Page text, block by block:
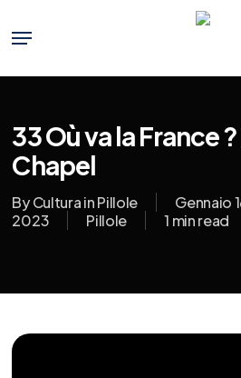
main
content
Menu
33 Où va la France
Chapel
ByCultura in Pillole
Gennaio
2023
Pillole 1 min read